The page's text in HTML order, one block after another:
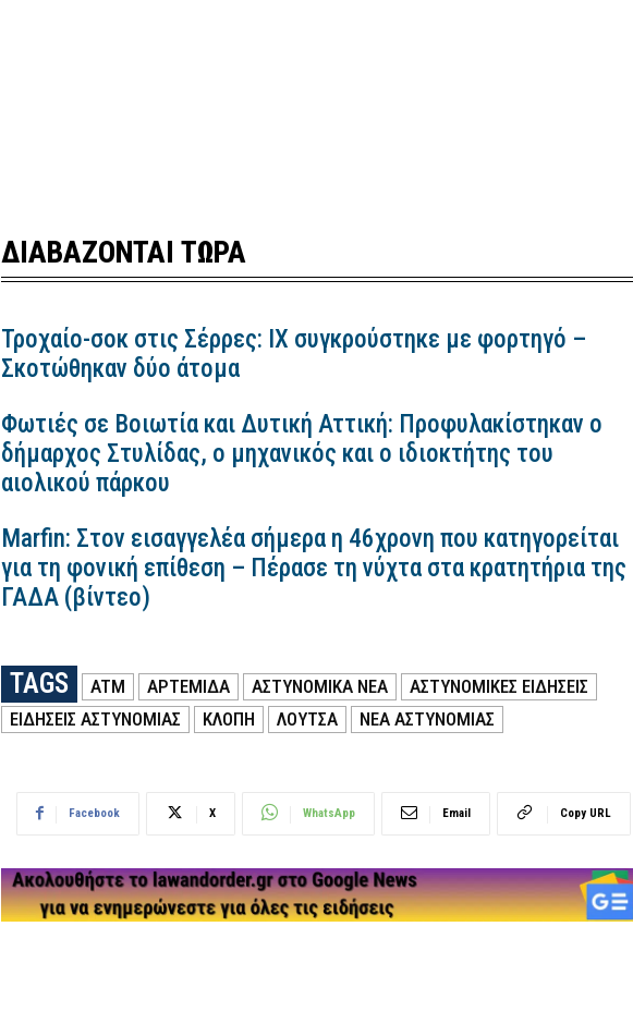
ΔΙΑΒΑΖΟΝΤΑΙ ΤΩΡΑ
Τροχαίο-σοκ στις Σέρρες: ΙΧ συγκρούστηκε με φορτηγό –
Σκοτώθηκαν δύο άτομα
Φωτιές σε Βοιωτία και Δυτική Αττική: Προφυλακίστηκαν ο
δήμαρχος Στυλίδας, ο μηχανικός και ο ιδιοκτήτης του
αιολικού πάρκου
Marfin: Στον εισαγγελέα σήμερα η 46χρονη που κατηγορείται
για τη φονική επίθεση – Πέρασε τη νύχτα στα κρατητήρια της
ΓΑΔΑ (βίντεο)
TAGS ATM ΑΡΤΕΜΙΔΑ ΑΣΤΥΝΟΜΙΚΑ ΝΕΑ
ΑΣΤΥΝΟΜΙΚΕΣ ΕΙΔΗΣΕΙΣ
ΕΙΔΗΣΕΙΣ ΑΣΤΥΝΟΜΙΑΣ
ΚΛΟΠΗ ΛΟΥΤΣΑ ΝΕΑ ΑΣΤΥΝΟΜΙΑΣ
Facebook X WhatsApp Email Copy URL